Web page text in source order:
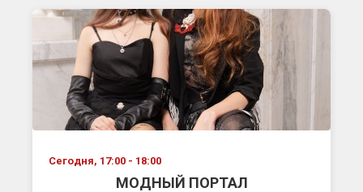
Сегодня, 17:00 - 18:00
МОДНЫЙ ПОРТАЛ